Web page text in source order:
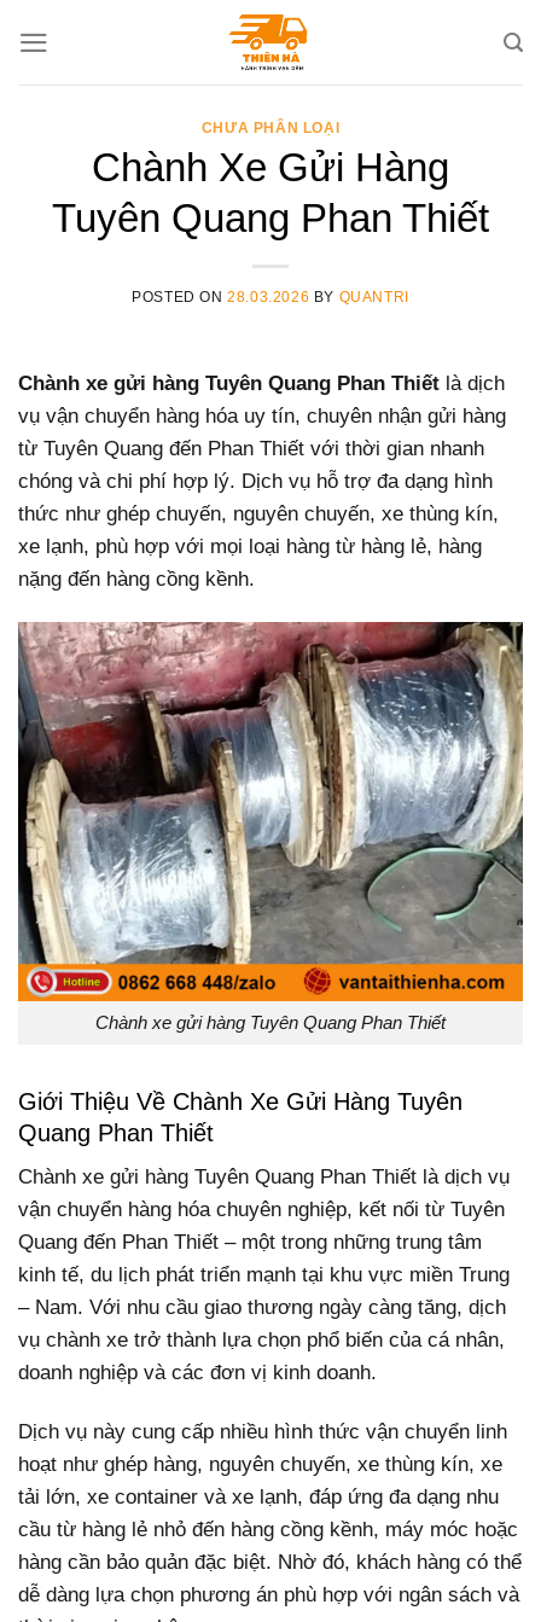
CHƯA PHÂN LOẠI
Chành Xe Gửi Hàng
Tuyên Quang Phan Thiết
POSTED ON28.03.2026 BY QUANTRI
Chành xe gửi hàng Tuyên Quang Phan Thiết là dịch
vụ vận chuyển hàng hóa uy tín, chuyên nhận gửi hàng
từ Tuyên Quang đến Phan Thiết với thời gian nhanh
chóng và chi phí hợp lý. Dịch vụ hỗ trợ đa dạng hình
thức như ghép chuyến, nguyên chuyến, xe thùng kín,
xe lạnh, phù hợp với mọi loại hàng từ hàng lẻ, hàng
nặng đến hàng cồng kềnh.
Chành xe gửi hàng Tuyên Quang Phan Thiết
Giới Thiệu Về Chành Xe Gửi Hàng Tuyên
Quang Phan Thiết
Chành xe gửi hàng Tuyên Quang Phan Thiết là dịch vụ
vận chuyển hàng hóa chuyên nghiệp, kết nối từ Tuyên
Quang đến Phan Thiết – một trong những trung tâm
kinh tế, du lịch phát triển mạnh tại khu vực miền Trung
– Nam. Với nhu cầu giao thương ngày càng tăng, dịch
vụ chành xe trở thành lựa chọn phổ biến của cá nhân,
doanh nghiệp và các đơn vị kinh doanh.
Dịch vụ này cung cấp nhiều hình thức vận chuyển linh
hoạt như ghép hàng, nguyên chuyến, xe thùng kín, xe
tải lớn, xe container và xe lạnh, đáp ứng đa dạng nhu
cầu từ hàng lẻ nhỏ đến hàng cồng kềnh, máy móc hoặc
hàng cần bảo quản đặc biệt. Nhờ đó, khách hàng có thể
dễ dàng lựa chọn phương án phù hợp với ngân sách và